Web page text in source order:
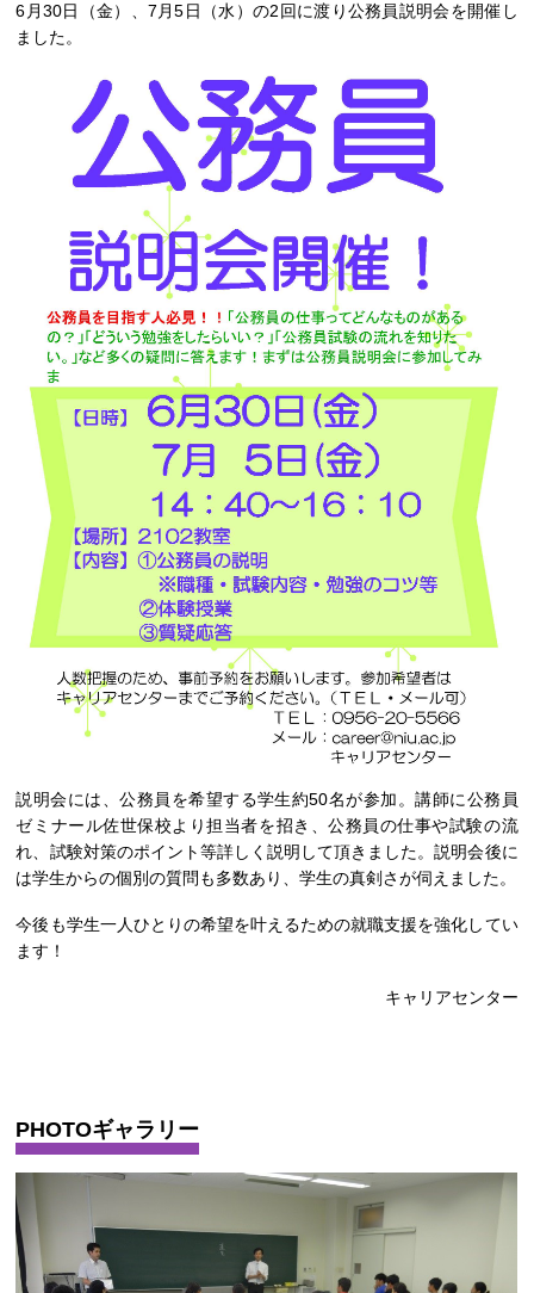
6月30日（金）、7月5日（水）の2回に渡り公務員説明会を開催し
ました。
説明会には、公務員を希望する学生約50名が参加。講師に公務員
ゼミナール佐世保校より担当者を招き、公務員の仕事や試験の流
れ、試験対策のポイント等詳しく説明して頂きました。説明会後に
は学生からの個別の質問も多数あり、学生の真剣さが伺えました。
今後も学生一人ひとりの希望を叶えるための就職支援を強化してい
ます！
キャリアセンター
PHOTOギャラリー